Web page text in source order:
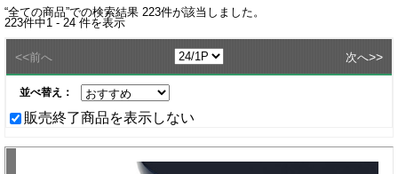
“全ての商品”での検索結果 223件が該当しました。
223件中1 - 24 件を表示
<<前へ 次へ>>
並べ替え：
販売終了商品を表示しない